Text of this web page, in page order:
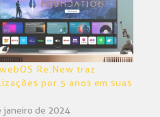
Re:New traz
por 5 anos em suas
janeiro de 2024